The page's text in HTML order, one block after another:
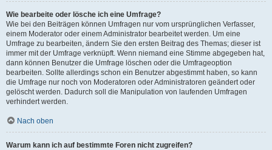
Wie bearbeite oder lösche ich eine Umfrage?
Wie bei den Beiträgen können Umfragen nur vom ursprünglichen Verfasser,
einem Moderator oder einem Administrator bearbeitet werden. Um eine
Umfrage zu bearbeiten, ändern Sie den ersten Beitrag des Themas; dieser ist
immer mit der Umfrage verknüpft. Wenn niemand eine Stimme abgegeben hat,
dann können Benutzer die Umfrage löschen oder die Umfrageoption
bearbeiten. Sollte allerdings schon ein Benutzer abgestimmt haben, so kann
die Umfrage nur noch von Moderatoren oder Administratoren geändert oder
gelöscht werden. Dadurch soll die Manipulation von laufenden Umfragen
verhindert werden.
Nach oben
Warum kann ich auf bestimmte Foren nicht zugreifen?